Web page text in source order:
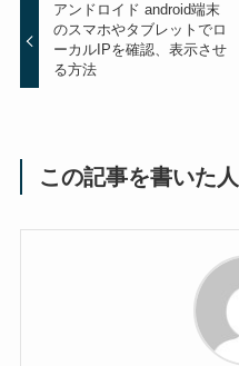
アンドロイド android端末
のスマホやタブレットでロ
ーカルIPを確認、表示させ
る方法
この記事を書いた人